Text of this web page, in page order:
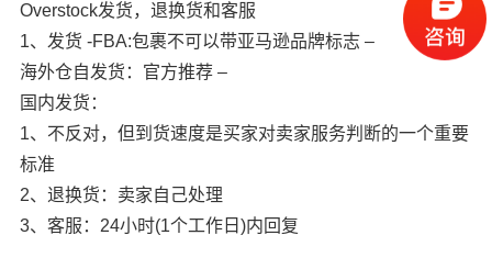
Overstock发货，退换货和客服
1、发货 -FBA:包裹不可以带亚马逊品牌标志 –
海外仓自发货：官方推荐 –
国内发货：
1、不反对，但到货速度是买家对卖家服务判断的一个重要
标准
2、退换货：卖家自己处理
3、客服：24小时(1个工作日)内回复